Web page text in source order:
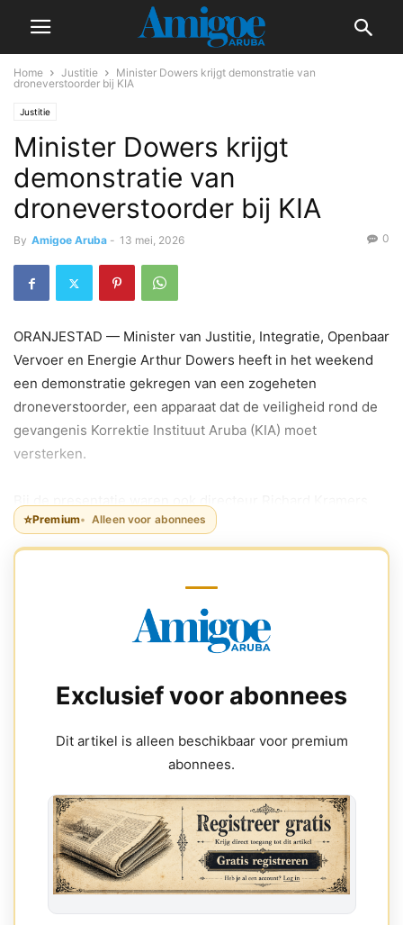
Home Justitie
Minister Dowers krijgt demonstratie van
droneverstoorder bij KIA
Justitie
Minister Dowers krijgt
demonstratie van
droneverstoorder bij KIA
By Amigoe Aruba - 13 mei, 2026 0
ORANJESTAD — Minister van Justitie, Integratie, Openbaar
Vervoer en Energie Arthur Dowers heeft in het weekend
een demonstratie gekregen van een zogeheten
droneverstoorder, een apparaat dat de veiligheid rond de
gevangenis Korrektie Instituut Aruba (KIA) moet
versterken.
van het Cuerpo Especial Arubano (CEA) en medewerkers
van KIA en CEA aanwezig.
⭐Premium Alleen voor abonnees
Exclusief voor abonnees
Dit artikel is alleen beschikbaar voor premium
abonnees.